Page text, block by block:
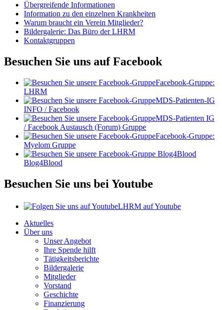
Übergreifende Informationen
Information zu den einzelnen Krankheiten
Warum braucht ein Verein Mitglieder?
Bildergalerie: Das Büro der LHRM
Kontaktgruppen
Besuchen Sie uns auf Facebook
Facebook-Gruppe:
LHRM
MDS-Patienten-IG
INFO / Facebook
MDS-Patienten IG
/ Facebook Austausch (Forum) Gruppe
Facebook-Gruppe:
Myelom Gruppe
Blog4Blood
Besuchen Sie uns bei Youtube
LHRM auf Youtube
Aktuelles
Über uns
Unser Angebot
Ihre Spende hilft
Tätigkeitsberichte
Bildergalerie
Mitglieder
Vorstand
Geschichte
Finanzierung